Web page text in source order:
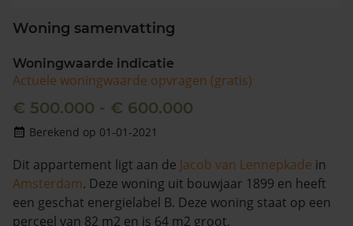
Woning samenvatting
Woningwaarde indicatie
Actuele woningwaarde opvragen (gratis)
€ 500.000 - € 600.000
Berekend op 01-01-2021
Dit appartement ligt aan de Jacob van Lennepkade in
Amsterdam. Deze woning uit bouwjaar 1899 en heeft
een geschat energielabel B. Deze woning staat op een
perceel van 82 m2 en is 64 m2 groot.